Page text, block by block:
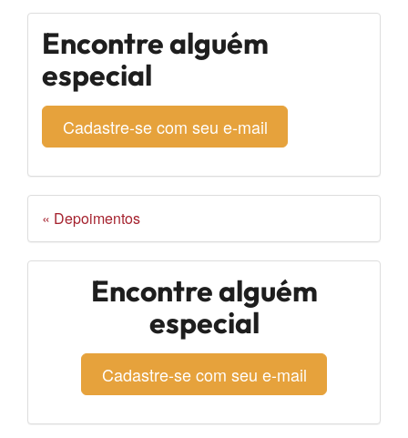
Encontre alguém
especial
Cadastre-se com seu e-mail
« Depoimentos
Encontre alguém
especial
Cadastre-se com seu e-mail